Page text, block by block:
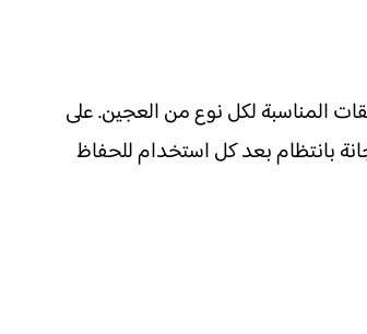
المناسبة لكل نوع من العجين. على
بانتظام بعد كل استخدام للحفاظ